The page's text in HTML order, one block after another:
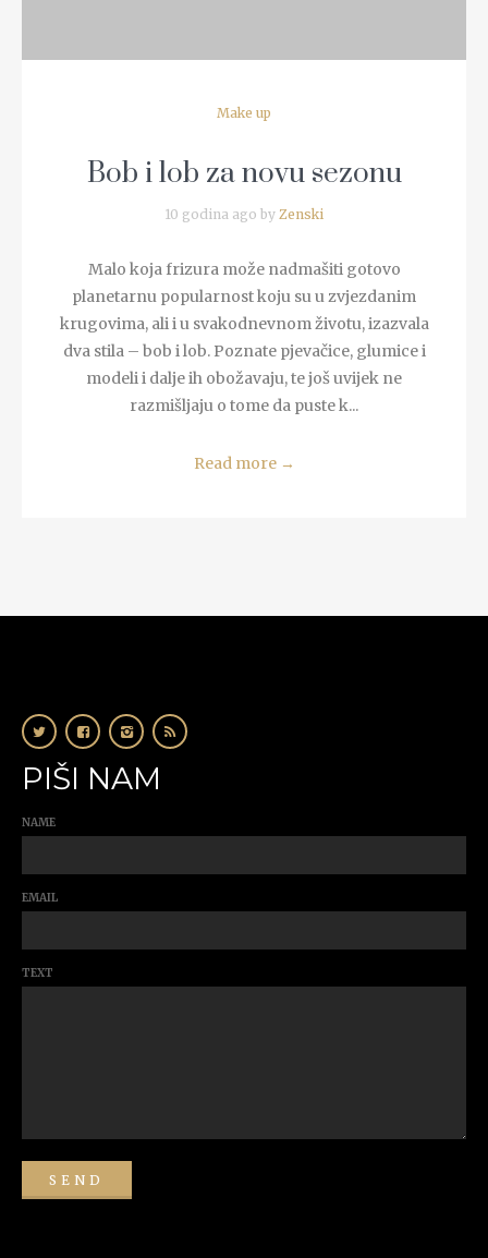
Make up
Bob i lob za novu sezonu
10 godina ago by Zenski
Malo koja frizura može nadmašiti gotovo
planetarnu popularnost koju su u zvjezdanim
krugovima, ali i u svakodnevnom životu, izazvala
dva stila – bob i lob. Poznate pjevačice, glumice i
modeli i dalje ih obožavaju, te još uvijek ne
razmišljaju o tome da puste k...
Read more →
PIŠI NAM
NAME
EMAIL
TEXT